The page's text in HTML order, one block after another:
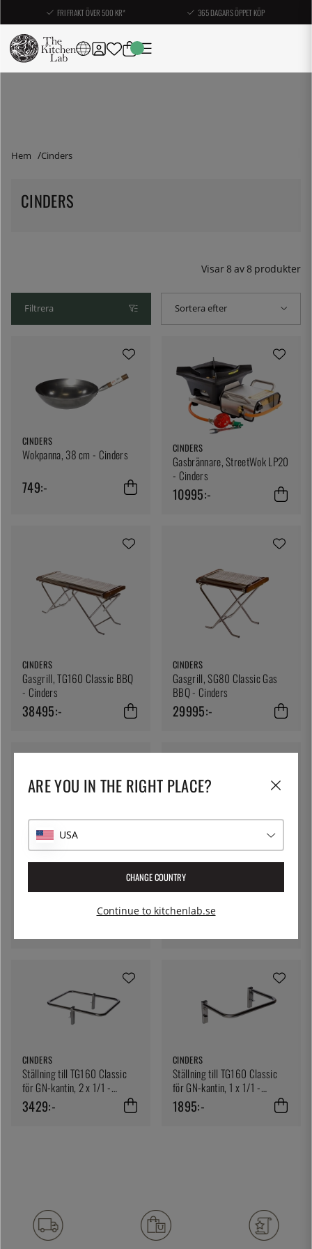
FRI FRAKT ÖVER 500 KR* 365 DAGARS ÖPPET KÖP
Hem Cinders
CINDERS
Visar8av8 produkter
Filtrera Sortera efter
CINDERS
Wokpanna, 38 cm - Cinders
749:-
CINDERS
Gasbrännare, StreetWok LP20
- Cinders
10995:-
CINDERS
Gasgrill, TG160 Classic BBQ
- Cinders
38495:-
CINDERS
Gasgrill, SG80 Classic Gas
BBQ - Cinders
29995:-
CINDERS
Överdrag till TG160 Classic -
3429:-
CINDERS
Stekbord - Cinders
CINDERS
Ställning till TG160 Classic
för GN-kantin, 2 x 1/1 -
Cinders
3429:-
CINDERS
Ställning till TG160 Classic
för GN-kantin, 1 x 1/1 -
Cinders
1895:-
ARE YOU IN THE RIGHT PLACE?
USA
CHANGE COUNTRY
Continue to kitchenlab.se